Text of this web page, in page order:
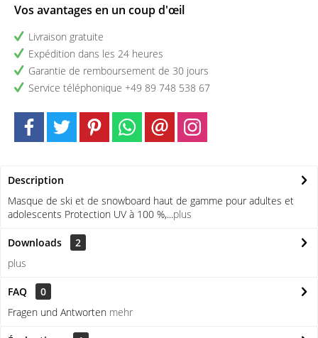
Vos avantages en un coup d'œil
Livraison gratuite
Expédition dans les 24 heures
Garantie de remboursement de 30 jours
Service téléphonique +49 89 748 538 67
Description
Masque de ski et de snowboard haut de gamme pour adultes et
adolescents Protection UV à 100 %,...plus
Downloads
2
plus
FAQ
0
Fragen und Antworten mehr